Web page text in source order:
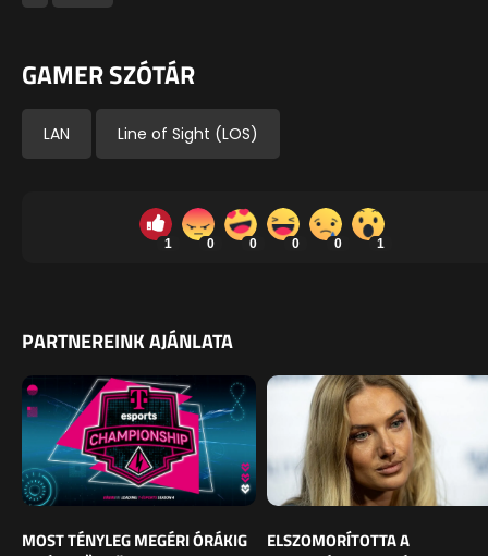
GAMER SZÓTÁR
LAN Line of Sight (LOS)
1 0 0 0 0 1
PARTNEREINK AJÁNLATA
MOST TÉNYLEG MEGÉRI ÓRÁKIG
ELSZOMORÍTOTTA A